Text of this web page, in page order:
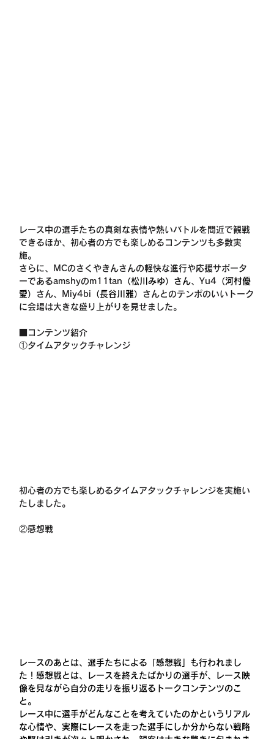
レース中の選手たちの真剣な表情や熱いバトルを間近で観戦
できるほか、初心者の方でも楽しめるコンテンツも多数実
施。
さらに、MCのさくやきんさんの軽快な進行や応援サポータ
ーであるamshyのm11tan （松川みゆ）さん、Yu4 （河村優
愛） さん、Miy4bi （長谷川雅） さんとのテンポのいいトーク
に会場は大きな盛り上がりを見せました。
■コンテンツ紹介
①タイムアタックチャレンジ
初心者の方でも楽しめるタイムアタックチャレンジを実施い
たしました。
②感想戦
レースのあとは、選手たちによる「感想戦」も行われまし
た！感想戦とは、レースを終えたばかりの選手が、レース映
像を見ながら自分の走りを振り返るトークコンテンツのこ
と。
レース中に選手がどんなことを考えていたのかというリアル
な心情や、実際にレースを走った選手にしか分からない戦略